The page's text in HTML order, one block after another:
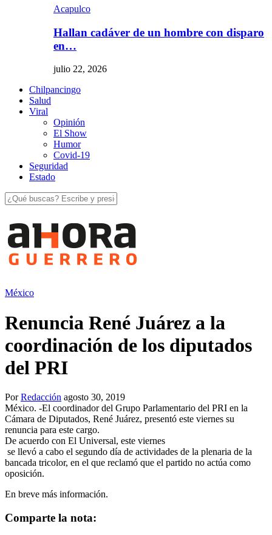
Acapulco
Hallan cadáver de un hombre con disparo
en…
julio 22, 2026
Chilpancingo
Salud
Viral
Opinión
El Show
Humor
Covid-19
Seguridad
Estado
México
Renuncia René Juárez a la
coordinación de los diputados
del PRI
PorRedacción agosto 30, 2019
México. -El coordinador del Grupo Parlamentario del PRI en la
Cámara de Diputados, René Juárez, presentó este viernes su
renuncia para este cargo.
De acuerdo con El Universal, este viernes
se llevó a cabo el segundo día de actividades de la plenaria de la
bancada tricolor, en el que reclamó que el partido no actúa como
oposición.
En breve más información.
Comparte la nota: